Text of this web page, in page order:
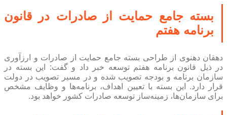
بسته جامع حمایت از صادرات در قانون
برنامه هفتم
دهقان دهنوی از طراحی بسته جامع حمایت از صادرات و ارزآوری
در ذیل قانون برنامه هفتم توسعه خبر داد و گفت: این بسته در
سازمان برنامه و بودجه تصویب شده و در مسیر تصویب در دولت
قرار دارد. این بسته با تعیین اهداف، برنامه‌ها و وظایف مشخص
برای سازمان‌ها، زمینه‌ساز توسعه صادرات کشور خواهد بود.